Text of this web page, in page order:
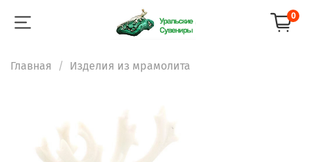
0
Главная Изделия из мрамолита